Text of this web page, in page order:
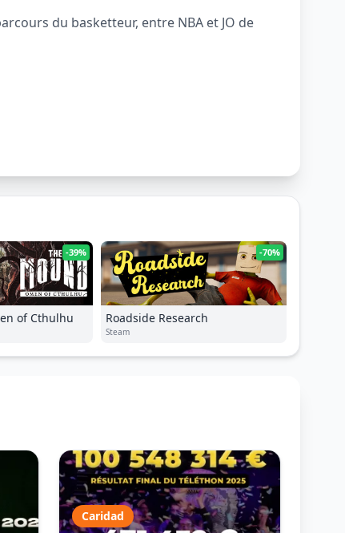
du basketteur, entre NBA et JO de
-39%
of Cthulhu
-70%
Roadside Research
Steam
Caridad